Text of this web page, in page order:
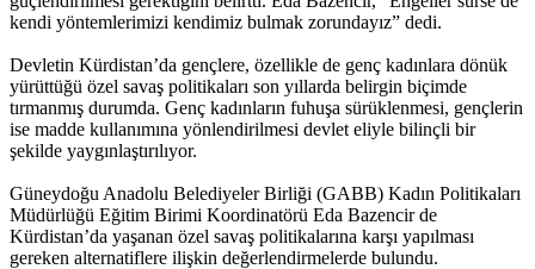
kendi yöntemlerimizi kendimiz bulmak zorundayız” dedi.
Devletin Kürdistan’da gençlere, özellikle de genç kadınlara dönük
yürüttüğü özel savaş politikaları son yıllarda belirgin biçimde
tırmanmış durumda. Genç kadınların fuhuşa sürüklenmesi, gençlerin
ise madde kullanımına yönlendirilmesi devlet eliyle bilinçli bir
şekilde yaygınlaştırılıyor.
Güneydoğu Anadolu Belediyeler Birliği (GABB) Kadın Politikaları
Müdürlüğü Eğitim Birimi Koordinatörü Eda Bazencir de
Kürdistan’da yaşanan özel savaş politikalarına karşı yapılması
gereken alternatiflere ilişkin değerlendirmelerde bulundu.